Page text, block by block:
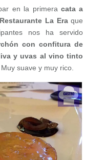
en la primera cata a
Restaurante La Eraque
nos ha servido
con confitura de
y uvas al vino tinto
. Muy suave y muy rico.